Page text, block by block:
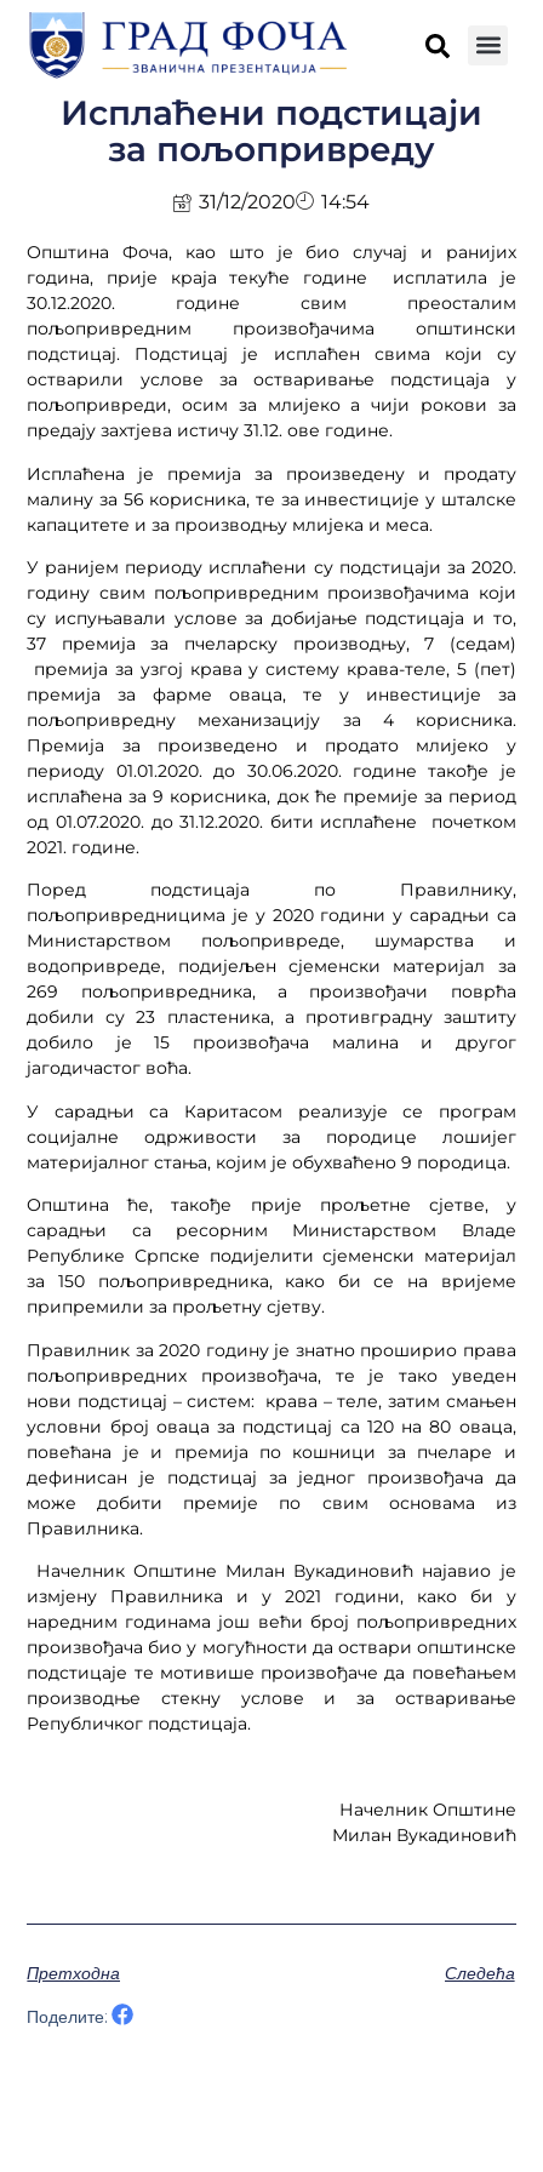
Исплаћени подстицаји
за пољопривреду
31/12/2020 14:54
Општина Фоча, као што је био случај и ранијих
година, прије краја текуће године исплатила је
30.12.2020. године свим преосталим
пољопривредним произвођачима општински
подстицај. Подстицај је исплаћен свима који су
остварили услове за остваривање подстицаја у
пољопривреди, осим за млијеко а чији рокови за
предају захтјева истичу 31.12. ове године.
Исплаћена је премија за произведену и продату
малину за 56 корисника, те за инвестиције у шталске
капацитете и за производњу млијека и меса.
У ранијем периоду исплаћени су подстицаји за 2020.
годину свим пољопривредним произвођачима који
су испуњавали услове за добијање подстицаја и то,
37 премија за пчеларску производњу, 7 (седам)
премија за узгој крава у систему крава-теле, 5 (пет)
премија за фарме оваца, те у инвестиције за
пољопривредну механизацију за 4 корисника.
Премија за произведено и продато млијеко у
периоду 01.01.2020. до 30.06.2020. године такође је
исплаћена за 9 корисника, док ће премије за период
од 01.07.2020. до 31.12.2020. бити исплаћене почетком
2021. године.
Поред подстицаја по Правилнику,
пољопривредницима је у 2020 години у сарадњи са
Министарством пољопривреде, шумарства и
водопривреде, подијељен сјеменски материјал за
269 пољопривредника, а произвођачи поврћа
добили су 23 пластеника, а противградну заштиту
добило је 15 произвођача малина и другог
јагодичастог воћа.
У сарадњи са Каритасом реализује се програм
социјалне одрживости за породице лошијег
материјалног стања, којим је обухваћено 9 породица.
Општина ће, такође прије прољетне сјетве, у
сарадњи са ресорним Министарством Владе
Републике Српске подијелити сјеменски материјал
за 150 пољопривредника, како би се на вријеме
припремили за прољетну сјетву.
Правилник за 2020 годину је знатно проширио права
пољопривредних произвођача, те је тако уведен
нови подстицај – систем: крава – теле, затим смањен
условни број оваца за подстицај са 120 на 80 оваца,
повећана је и премија по кошници за пчеларе и
дефинисан је подстицај за једног произвођача да
може добити премије по свим основама из
Правилника.
Начелник Општине Милан Вукадиновић најавио је
измјену Правилника и у 2021 години, како би у
наредним годинама још већи број пољопривредних
произвођача био у могућности да оствари општинске
подстицаје те мотивише произвођаче да повећањем
производње стекну услове и за остваривање
Републичког подстицаја.
Начелник Општине
Милан Вукадиновић
Претходна
Следећа
Поделите: